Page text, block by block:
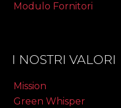
Modulo Fornitori
I NOSTRI VALORI
Mission
Green Whisper